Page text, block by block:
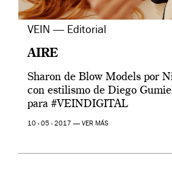
VEIN — Editorial
AIRE
Sharon de Blow Models por
con estilismo de Diego
para #VEINDIGITAL
10 - 05 - 2017 — VER MÁS